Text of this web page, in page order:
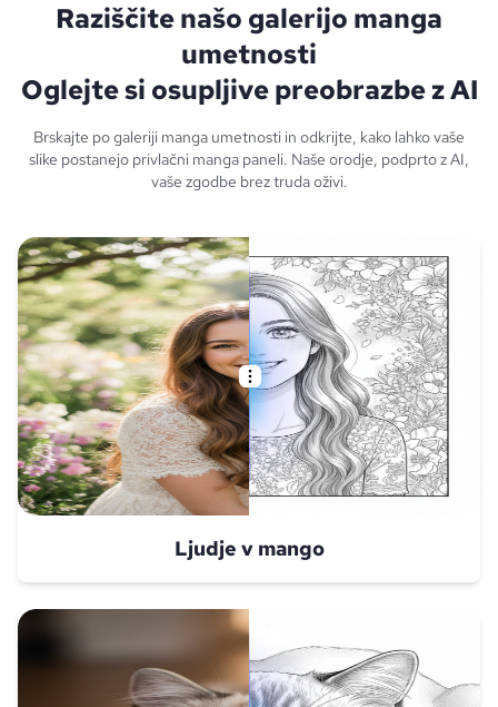
Raziščite našo galerijo manga
umetnosti
Oglejte si osupljive preobrazbe z AI
Brskajte po galeriji manga umetnosti in odkrijte, kako lahko vaše
slike postanejo privlačni manga paneli. Naše orodje, podprto z AI,
vaše zgodbe brez truda oživi.
Ljudje v mango